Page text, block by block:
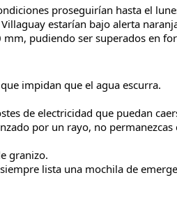
proseguirían hasta el
estarían bajo alerta
pudiendo ser superados en
impidan que el agua escurra.
de electricidad que puedan
por un rayo, no permanezcas
granizo.
lista una mochila de